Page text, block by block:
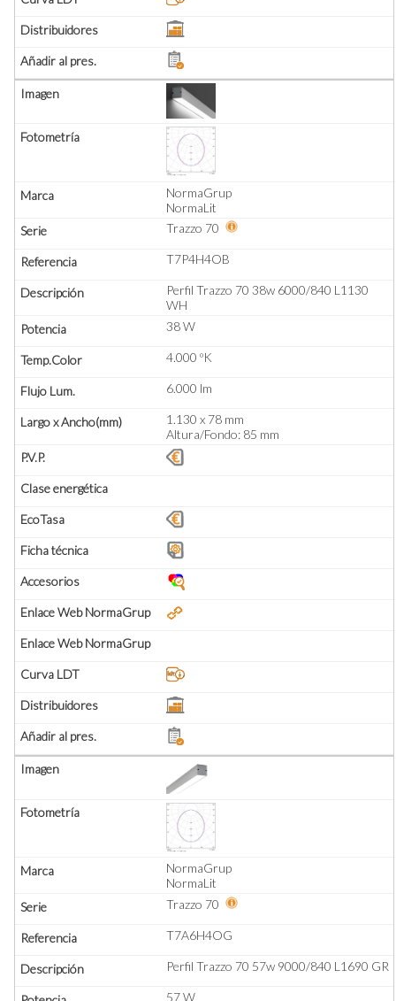
NormaGrup
NormaLit
Trazzo 70
T7P4H4OB
Perfil Trazzo 70 38w 6000/840 L1130
WH
38 W
4.000 ºK
6.000 lm
1.130 x 78 mm
Altura/Fondo: 85 mm
NormaGrup
NormaLit
Trazzo 70
T7A6H4OG
Perfil Trazzo 70 57w 9000/840 L1690 GR
57 W